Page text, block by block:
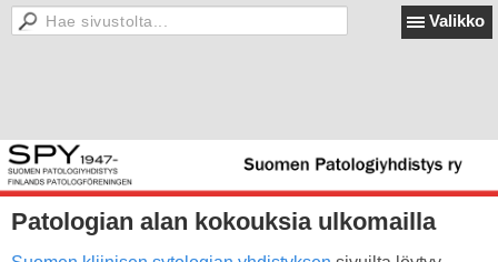
Valikko
Patologian alan kokouksia ulkomailla